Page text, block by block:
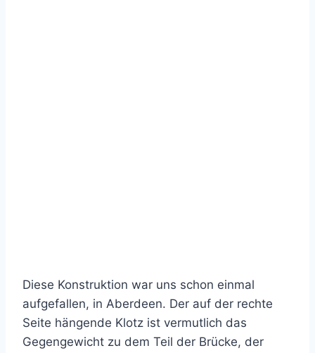
Diese Konstruktion war uns schon einmal
aufgefallen, in Aberdeen. Der auf der rechte
Seite hängende Klotz ist vermutlich das
Gegengewicht zu dem Teil der Brücke, der